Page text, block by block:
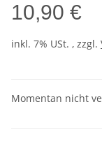
10,90 €
inkl. 7% USt. , zzgl.
Momentan nicht